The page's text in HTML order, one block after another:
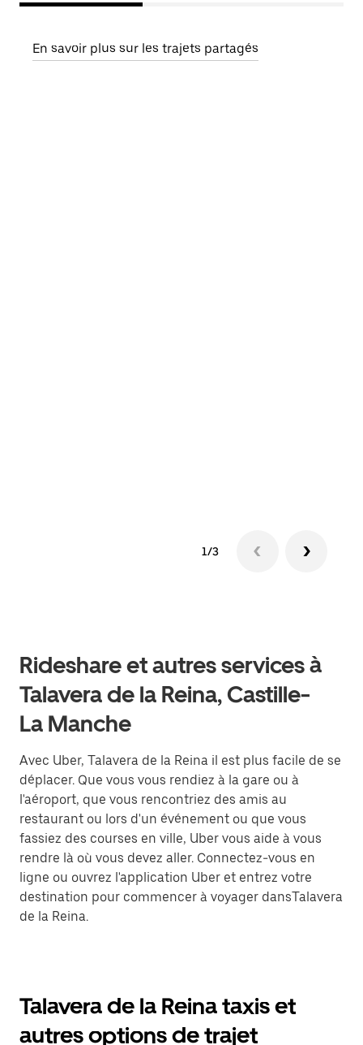
En savoir plus sur les trajets partagés
1/3
Rideshare et autres services à
Talavera de la Reina, Castille-
La Manche
Avec Uber, Talavera de la Reina il est plus facile de se
déplacer. Que vous vous rendiez à la gare ou à
l'aéroport, que vous rencontriez des amis au
restaurant ou lors d'un événement ou que vous
fassiez des courses en ville, Uber vous aide à vous
rendre là où vous devez aller. Connectez-vous en
ligne ou ouvrez l'application Uber et entrez votre
destination pour commencer à voyager dansTalavera
de la Reina.
Talavera de la Reina taxis et
autres options de trajet